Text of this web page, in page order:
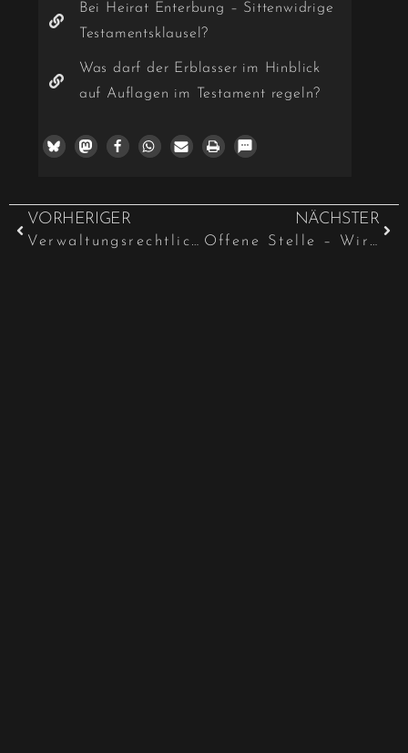
Bei Heirat Enterbung – Sittenwidrige
Testamentsklausel?
Was darf der Erblasser im Hinblick
auf Auflagen im Testament regeln?
1
VORHERIGER
Verwaltungsrechtliche Rehabilitierung wegen rechtsstaatswidriger Adoption in der DDR
NÄCHSTER
Offene Stelle – Wir suchen Verstärkung für unser Kanzlei Team!